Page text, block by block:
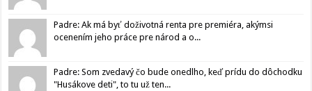
Padre: Ak má byť doživotná renta pre premiéra, akýmsi
ocenením jeho práce pre národ a o...
Padre: Som zvedavý čo bude onedlho, keď prídu do dôchodku
"Husákove deti", to tu už ten...